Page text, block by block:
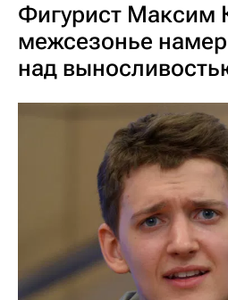
Фигурист Максим
межсезонье
над